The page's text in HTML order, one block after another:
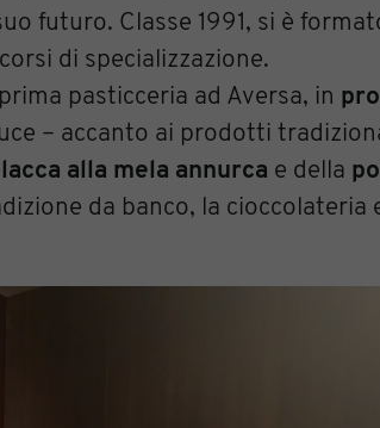
futuro. Classe 1991, si è
di specializzazione.
pasticceria ad Aversa, in
– accanto ai prodotti
alla mela annurca e della
da banco, la cioccolateria